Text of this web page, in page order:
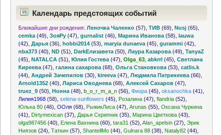
Календарь предстоящих событий
Ближайшие дни рождения: Леночка Чаленко (57) ,ТИВ (69) ,Nusj (65)
cemka (49) ,ЗояРу (47) ,gurnalist (46) ,Марина Иванова (58) ,lauwa
(42) ,Дарья (36) ,hobbi2014 (53) ,maryia dunaeva (45) ,gurammi (42)
nba373 (40) ,ND (51) ,DarkЕлизавета (50) ,Лаура Казарова (49) ,TanyaZ
(45) ,NATALCA (51) ,Юлия Гостева (47) ,Olga_63 ,abkrrl (45) ,Светлана
Киреева (47) ,галина сахарова (68) ,Ольга Становкова (53) ,catlis.k
(44) ,Андрей Зачепилов (30) ,kireeva (47) ,Людмила Патрикеева (66)
Arnold1352 (40) ,Лариса Оводнева (68) ,Алексей Сахаров (47)
truez_9 (50) ,Нонна (48) ,b_o_r_m_a_n (56) ,Фиора (45) ,oksanochka (41)
Лилия1968 (58) ,selena-sunflowers (45) Розалина (47) ,flandria (52)
Юлька 80 (46) ,ООля (68) РыжикЛиса (47) ,Arunas (55) ,Оксана Чуркина
(41)
Dirtymexican (37) Дарья Скрипник (35) Марина Цветкова (43)
olga987456 (40) Елена Вахнина (60) ,tara31 (52) ,Alan_apelsin (27) ,Эрик
Ниязов (24) ,Таткин (57) ,ShantellMo (44) ,Gulnara 88 (38) Nataly82 (44)